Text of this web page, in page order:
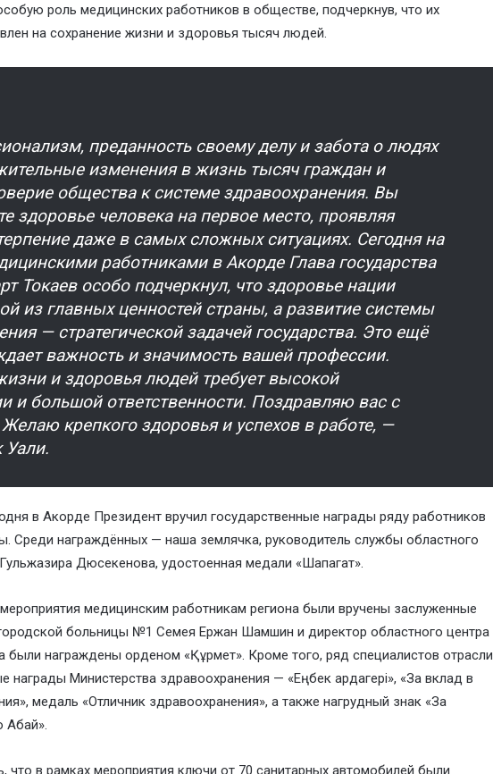
роль медицинских работников в обществе, подчеркнув, что их
на сохранение жизни и здоровья тысяч людей.
преданность своему делу и забота о людях
изменения в жизнь тысяч граждан и
общества к системе здравоохранения. Вы
здоровье человека на первое место, проявляя
даже в самых сложных ситуациях. Сегодня на
работниками в Акорде Глава государства
Токаев особо подчеркнул, что здоровье нации
из главных ценностей страны, а развитие системы
— стратегической задачей государства. Это ещё
важность и значимость вашей профессии.
и здоровья людей требует высокой
и большой ответственности. Поздравляю вас с
крепкого здоровья и успехов в работе, —
Уали.
в Акорде Президент вручил государственные награды ряду работников
Среди награждённых — наша землячка, руководитель службы областного
Дюсекенова, удостоенная медали «Шапагат».
медицинским работникам региона были вручены заслуженные
больницы №1 Семея Ержан Шамшин и директор областного центра
были награждены орденом «Құрмет». Кроме того, ряд специалистов отрасли
награды Министерства здравоохранения — «Еңбек ардагері», «За вклад в
медаль «Отличник здравоохранения», а также нагрудный знак «За
Абай».
что в рамках мероприятия ключи от 70 санитарных автомобилей были